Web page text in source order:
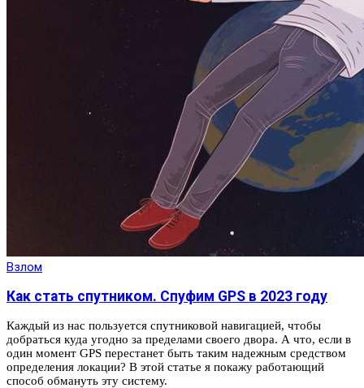
Взлом
Как стать спутником. Спуфим GPS в 2023 году
Каждый из нас пользуется спутниковой навигацией, чтобы
добраться куда угодно за пределами своего двора. А что, если в
один момент GPS перестанет быть таким надежным средством
определения локации? В этой статье я покажу работающий
способ обмануть эту систему.